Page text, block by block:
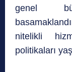
genel
nitelikli
politikaları